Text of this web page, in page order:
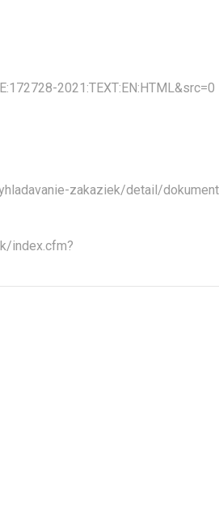
2021:TEXT:EN:HTML&src=0
zakaziek/detail/
index.cfm?